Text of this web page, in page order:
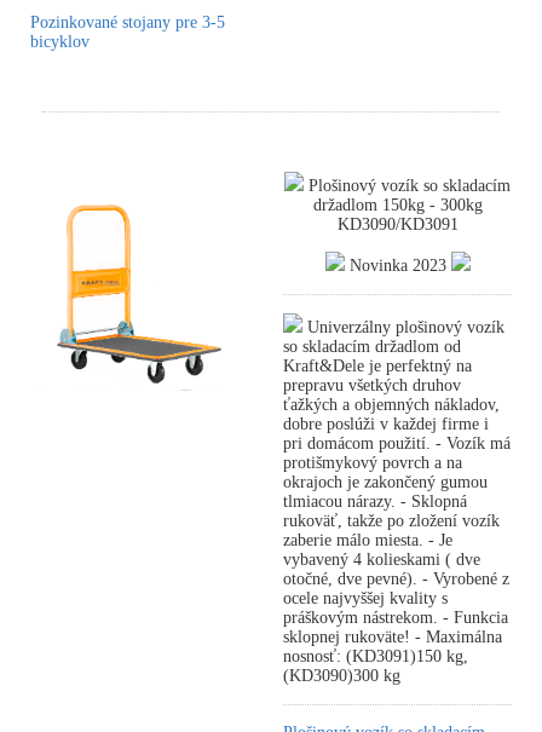
Pozinkované stojany pre 3-5
bicyklov
Plošinový vozík so skladacím
držadlom 150kg - 300kg
KD3090/KD3091
Novinka 2023
Univerzálny plošinový vozík
so skladacím držadlom od
Kraft&Dele je perfektný na
prepravu všetkých druhov
ťažkých a objemných nákladov,
dobre poslúži v každej firme i
pri domácom použití. - Vozík má
protišmykový povrch a na
okrajoch je zakončený gumou
tlmiacou nárazy. - Sklopná
rukoväť, takže po zložení vozík
zaberie málo miesta. - Je
vybavený 4 kolieskami ( dve
otočné, dve pevné). - Vyrobené z
ocele najvyššej kvality s
práškovým nástrekom. - Funkcia
sklopnej rukoväte! - Maximálna
nosnosť: (KD3091)150 kg,
(KD3090)300 kg